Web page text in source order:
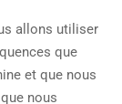
allons utiliser
que
et que nous
nous